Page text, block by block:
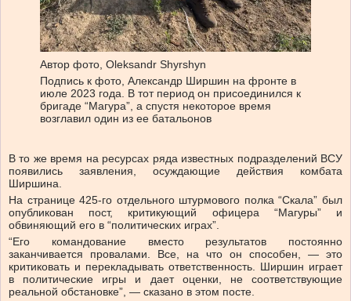
Автор фото, Oleksandr Shyrshyn
Подпись к фото, Александр Ширшин на фронте в
июле 2023 года. В тот период он присоединился к
бригаде “Магура”, а спустя некоторое время
возглавил один из ее батальонов
В то же время на ресурсах ряда известных подразделений ВСУ
появились заявления, осуждающие действия комбата
Ширшина.
На странице 425-го отдельного штурмового полка “Скала” был
опубликован пост, критикующий офицера “Магуры” и
обвиняющий его в “политических играх”.
“Его командование вместо результатов постоянно
заканчивается провалами. Все, на что он способен, — это
критиковать и перекладывать ответственность. Ширшин играет
в политические игры и дает оценки, не соответствующие
реальной обстановке”, — сказано в этом посте.